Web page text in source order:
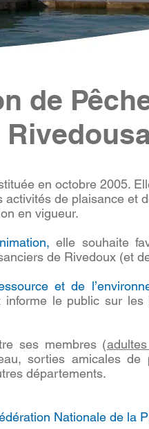
de
en octobre 2005.
de plaisance et
en vigueur.
elle souhaite
de Rivedoux (et
et de
le public sur
ses membres (
sorties amicales
départements.
Nationale de la